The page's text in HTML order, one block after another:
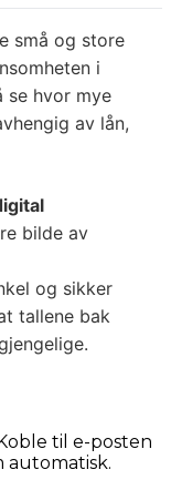
små og store
i
se hvor mye
av lån,
bilde av
og sikker
tallene bak
til e-posten
automatisk.